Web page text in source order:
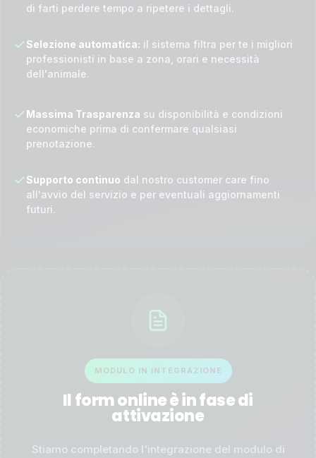
di farti perdere tempo a ripetere i dettagli.
Selezione automatica: il sistema filtra per te i migliori
professionisti in base a zona, orari e necessità
dell'animale.
Massima Trasparenza su disponibilità e condizioni
economiche prima di confermare qualsiasi
prenotazione.
Supporto continuo dal nostro customer care fino
all'avvio del servizio e per eventuali aggiornamenti
futuri.
MODULO IN INTEGRAZIONE
Il form online è in fase di
attivazione
Stiamo completando l'integrazione del modulo di